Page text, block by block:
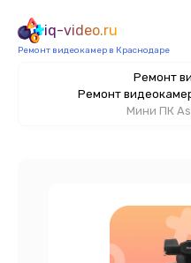
iq-video.ru
Ремонт видеокамер в Краснодаре
Ремонт
Ремонт
Мини ПК